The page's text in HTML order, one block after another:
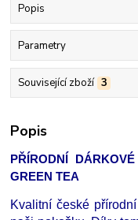
Popis
Parametry
Související zboží 3
Popis
PŘÍRODNÍ
GREEN TEA
Kvalitní české